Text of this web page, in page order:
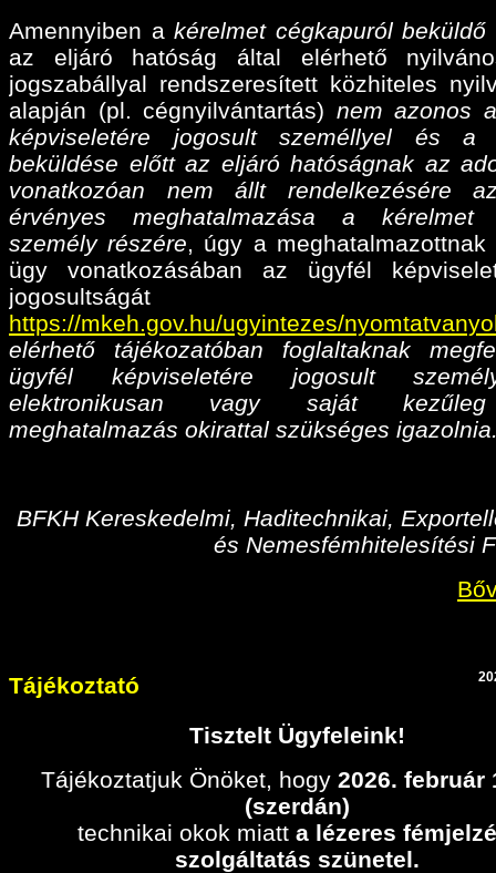
Amennyiben akérelmet cégkapuról beküldő
az eljáró hatóság által elérhető
jogszabállyal rendszeresített közhiteles
alapján (pl. cégnyilvántartás) nem azonos
képviseletére jogosult személlyel és a
beküldése előtt az eljáró hatóságnak az
vonatkozóan nem állt rendelkezésére
érvényes meghatalmazása
a kérelmet
személy részére, úgy a meghatalmazottnak
ügy vonatkozásában az ügyfél
https://mkeh.gov.hu/ugyintezes/
elérhető tájékozatóban foglaltaknak
ügyfél képviseletére jogosult
elektronikusan vagy saját
meghatalmazás okirattal szükséges
BFKH Kereskedelmi, Haditechnikai,
és Nemesfémhitelesítési
Tájékoztató
Tisztelt Ügyfeleink!
Tájékoztatjuk Önöket, hogy 2026. február
(szerdán)
technikai okok miatt a lézeres
szolgáltatás szünetel.